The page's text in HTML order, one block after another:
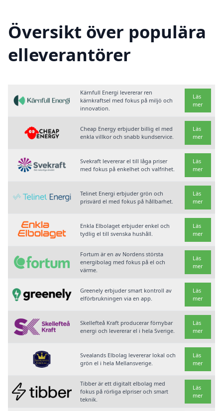
Översikt över populära
elleverantörer
Kärnfull Energi levererar ren
kärnkraftsel med fokus på miljö och
innovation.
Läs
mer
Cheap Energy erbjuder billig el med
enkla villkor och snabb kundservice.
Läs
mer
Svekraft levererar el till låga priser
med fokus på enkelhet och valfrihet.
Läs
mer
Telinet Energi erbjuder grön och
prisvärd el med fokus på hållbarhet.
Läs
mer
Enkla Elbolaget erbjuder enkel och
tydlig el till svenska hushåll.
Läs
mer
Fortum är en av Nordens största
energibolag med fokus på el och
värme.
Läs
mer
Greenely erbjuder smart kontroll av
elförbrukningen via en app.
Läs
mer
Skellefteå Kraft producerar förnybar
energi och levererar el i hela Sverige.
Läs
mer
Svealands Elbolag levererar lokal och
grön el i hela Mellansverige.
Läs
mer
Tibber är ett digitalt elbolag med
fokus på rörliga elpriser och smart
teknik.
Läs
mer